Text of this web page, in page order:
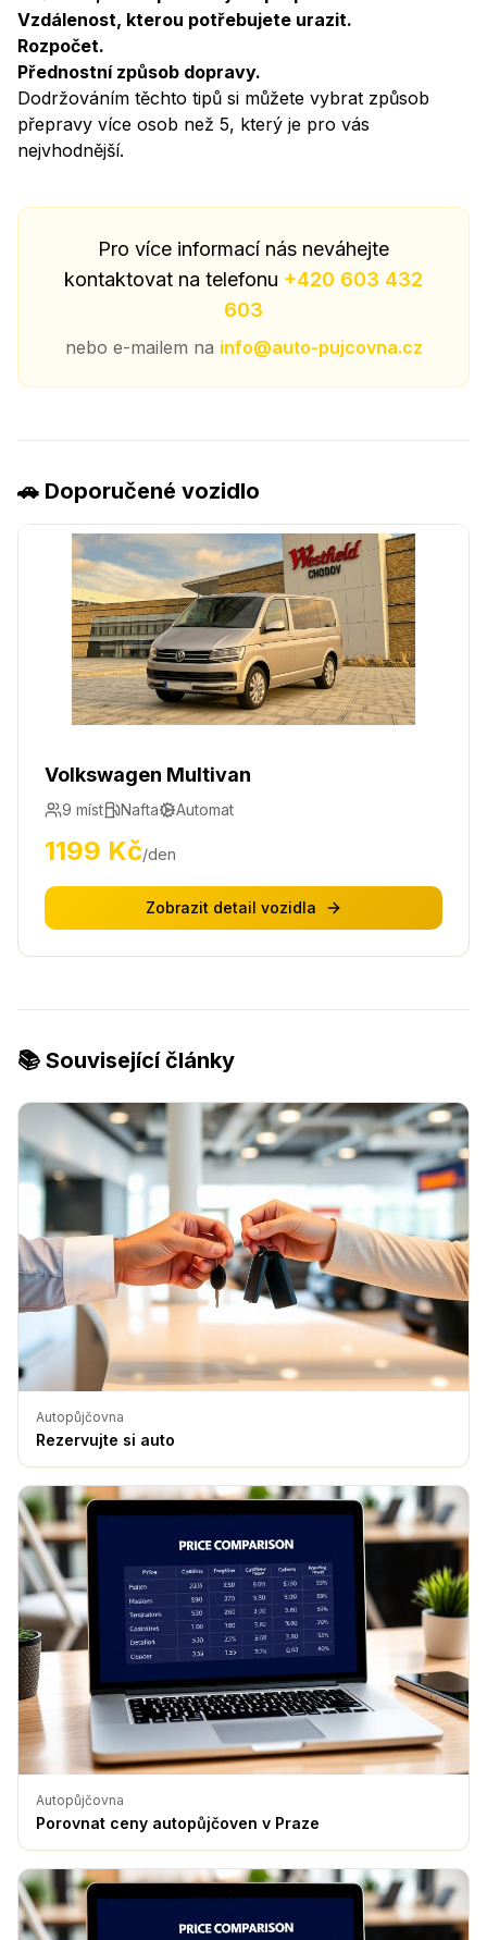
Vzdálenost, kterou potřebujete urazit.
Rozpočet.
Přednostní způsob dopravy.
Dodržováním těchto tipů si můžete vybrat způsob
přepravy více osob než 5, který je pro vás
nejvhodnější.
Pro více informací nás neváhejte
kontaktovat na telefonu +420 603 432
603
nebo e-mailem na info@auto-pujcovna.cz
🚗 Doporučené vozidlo
Volkswagen Multivan
9 míst Nafta Automat
1199 Kč/den
Zobrazit detail vozidla
📚 Související články
Autopůjčovna
Rezervujte si auto
Autopůjčovna
Porovnat ceny autopůjčoven v Praze